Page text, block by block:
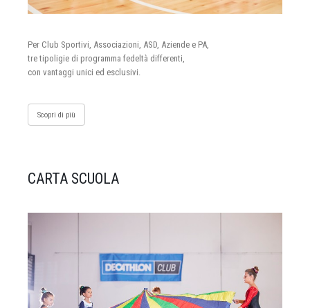
Per Club Sportivi, Associazioni, ASD, Aziende e PA,
tre tipoligie di programma fedeltà differenti,
con vantaggi unici ed esclusivi.
Scopri di più
CARTA SCUOLA